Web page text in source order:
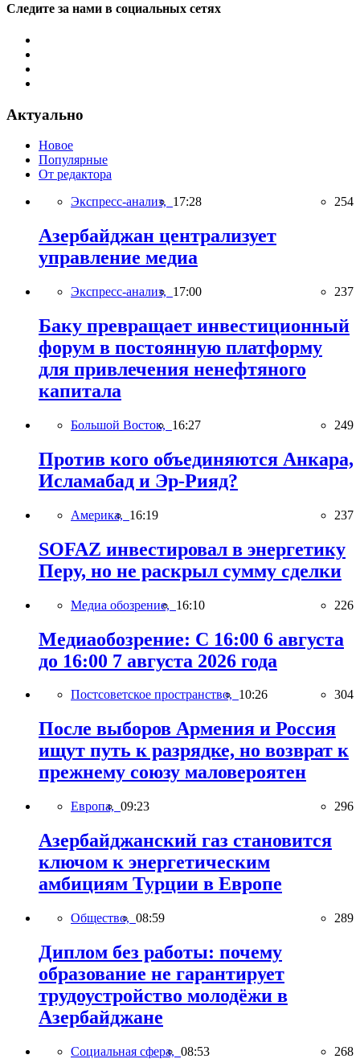
Следите за нами в социальных сетях
Актуально
Новое
Популярные
От редактора
Экспресс-анализ, 17:28 254
Азербайджан централизует
управление медиа
Экспресс-анализ, 17:00 237
Баку превращает инвестиционный
форум в постоянную платформу
для привлечения ненефтяного
капитала
Большой Восток, 16:27 249
Против кого объединяются Анкара,
Исламабад и Эр-Рияд?
Америка, 16:19 237
SOFAZ инвестировал в энергетику
Перу, но не раскрыл сумму сделки
Медиа обозрение, 16:10 226
Медиаобозрение: С 16:00 6 августа
до 16:00 7 августа 2026 года
Постсоветское пространство, 10:26 304
После выборов Армения и Россия
ищут путь к разрядке, но возврат к
прежнему союзу маловероятен
Европа, 09:23 296
Азербайджанский газ становится
ключом к энергетическим
амбициям Турции в Европе
Общество, 08:59 289
Диплом без работы: почему
образование не гарантирует
трудоустройство молодёжи в
Азербайджане
Социальная сфера, 08:53 268